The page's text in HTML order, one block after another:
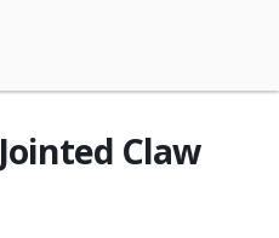
Jointed Claw